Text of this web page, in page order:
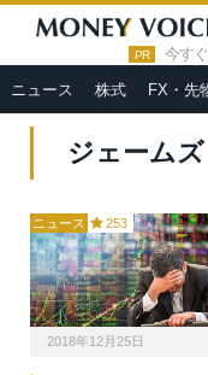
PR 今す
ニュース 株式 FX・先
HOME » ジェームズ
ジェーム
ニュース 253
2018年12月25日